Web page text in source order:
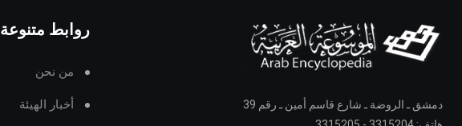
دمشق ـ الروضة ـ شارع قاسم أمين ـ رقم 39
روابط متنوعة
من نحن
أخبار الهيئة